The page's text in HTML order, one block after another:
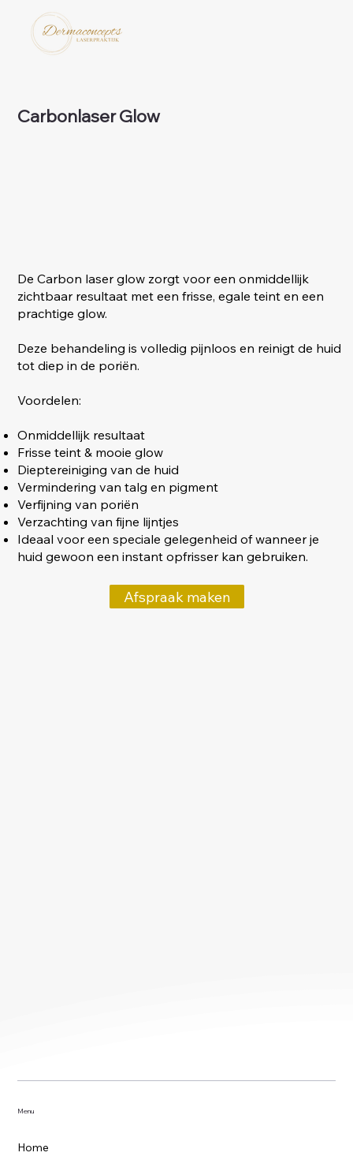
Carbonlaser Glow
De Carbon laser glow zorgt voor een onmiddellijk
zichtbaar resultaat met een frisse, egale teint en een
prachtige glow.
Deze behandeling is volledig pijnloos en reinigt de huid
tot diep in de poriën.
Voordelen:
Onmiddellijk resultaat
Frisse teint & mooie glow
Dieptereiniging van de huid
Vermindering van talg en pigment
Verfijning van poriën
Verzachting van fijne lijntjes
Ideaal voor een speciale gelegenheid of wanneer je
huid gewoon een instant opfrisser kan gebruiken.
Afspraak maken
Menu
Home